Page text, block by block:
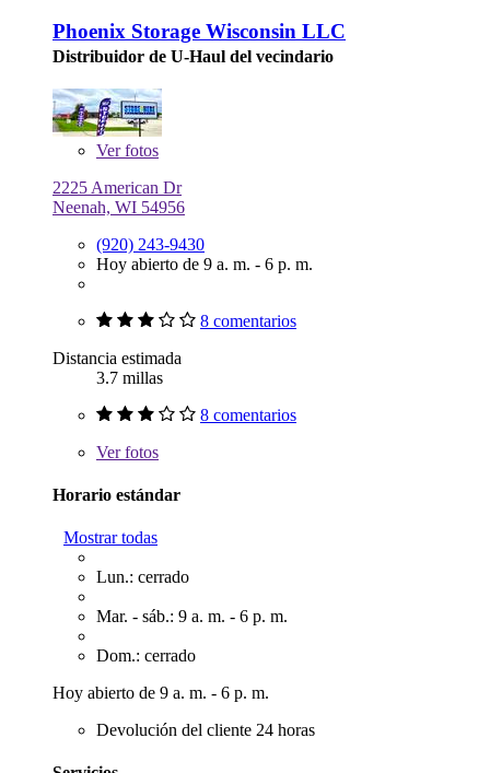
Phoenix Storage Wisconsin LLC
Distribuidor de U-Haul del vecindario
Verfotos
2225 American Dr
Neenah, WI 54956
(920) 243-9430
Hoy abierto de 9 a. m. - 6 p. m.
8 comentarios
Distancia estimada
3.7 millas
8 comentarios
Verfotos
Horario estándar
Mostrar todas
Lun.: cerrado
Mar. - sáb.: 9 a. m. - 6 p. m.
Dom.: cerrado
Hoy abierto de 9 a. m. - 6 p. m.
Devolución del cliente 24 horas